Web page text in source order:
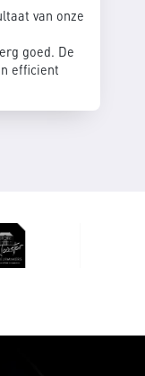
van onze
goed. De
efficient